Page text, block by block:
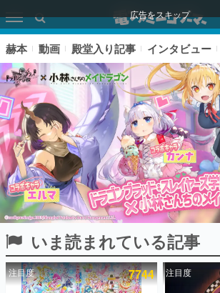
広告をスキップ
ピックアップ
電ファミのいま読まれている記事ランキング
赫本 動画 殿堂入り記事 インタビュー
いま読まれている記事
注目度 7744 注目度